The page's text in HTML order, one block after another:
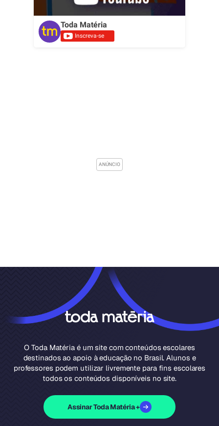
Toda Matéria
Inscreva-se
O Toda Matéria é um site com conteúdos escolares
destinados ao apoio à educação no Brasil. Alunos e
professores podem utilizar livremente para fins escolares
todos os conteúdos disponíveis no site.
Assinar Toda Matéria +